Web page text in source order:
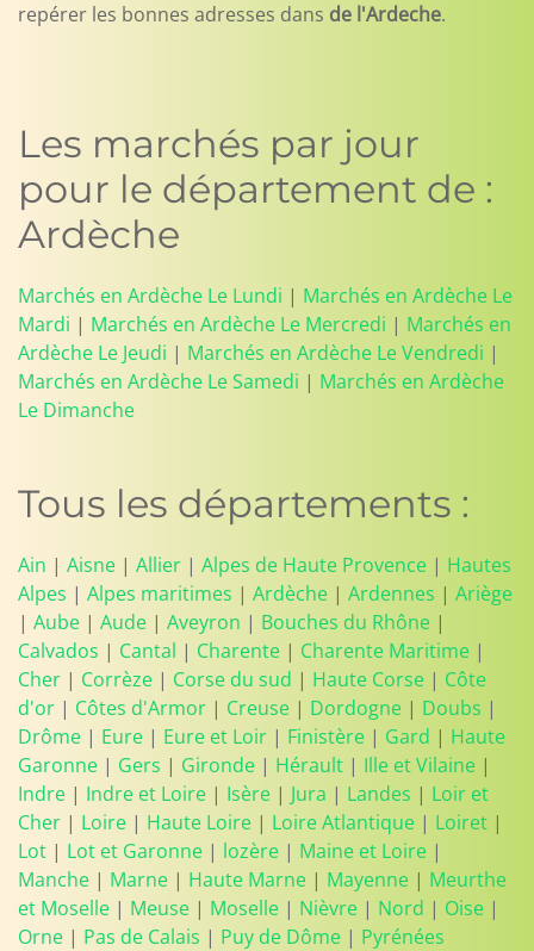
repérer les bonnes adresses dans de l'Ardeche.
Les marchés par jour
pour le département de :
Ardèche
Marchés en Ardèche Le Lundi | Marchés en Ardèche Le
Mardi | Marchés en Ardèche Le Mercredi | Marchés en
Ardèche Le Jeudi | Marchés en Ardèche Le Vendredi |
Marchés en Ardèche Le Samedi | Marchés en Ardèche
Le Dimanche
Tous les départements :
Ain | Aisne | Allier | Alpes de Haute Provence | Hautes
Alpes | Alpes maritimes | Ardèche | Ardennes | Ariège
| Aube | Aude | Aveyron | Bouches du Rhône |
Calvados | Cantal | Charente | Charente Maritime |
Cher | Corrèze | Corse du sud | Haute Corse | Côte
d'or | Côtes d'Armor | Creuse | Dordogne | Doubs |
Drôme | Eure | Eure et Loir | Finistère | Gard | Haute
Garonne | Gers | Gironde | Hérault | Ille et Vilaine |
Indre | Indre et Loire | Isère | Jura | Landes | Loir et
Cher | Loire | Haute Loire | Loire Atlantique | Loiret |
Lot | Lot et Garonne | lozère | Maine et Loire |
Manche | Marne | Haute Marne | Mayenne | Meurthe
et Moselle | Meuse | Moselle | Nièvre | Nord | Oise |
Orne | Pas de Calais | Puy de Dôme | Pyrénées